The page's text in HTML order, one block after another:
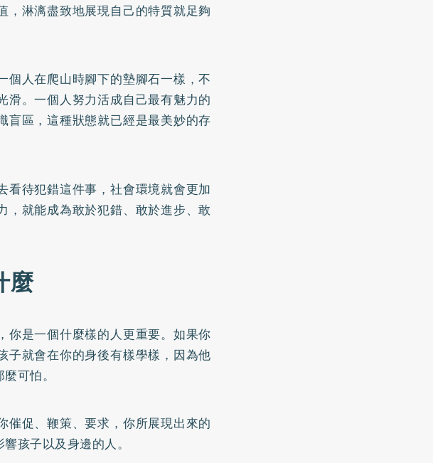
，淋漓盡致地展現自己的特質就足夠
個人在爬山時腳下的墊腳石一樣，不
滑。一個人努力活成自己最有魅力的
盲區，這種狀態就已經是最美妙的存
看待犯錯這件事，社會環境就會更加
，就能成為敢於犯錯、敢於進步、敢
麼
你是一個什麼樣的人更重要。如果你
子就會在你的身後有樣學樣，因為他
可怕。
催促、鞭策、要求，你所展現出來的
孩子以及身邊的人。